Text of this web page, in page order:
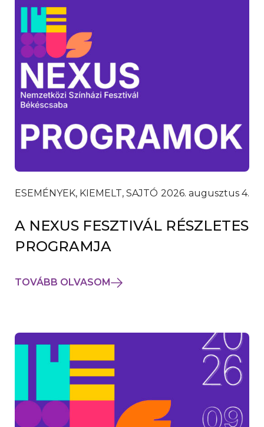
ESEMÉNYEK, KIEMELT, SAJTÓ 2026. augusztus 4.
A NEXUS FESZTIVÁL RÉSZLETES
PROGRAMJA
TOVÁBB OLVASOM